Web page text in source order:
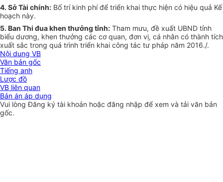
4. Sở Tài chính: Bố trí kinh phí để triển khai thực hiện có hiệu quả Kế
hoạch này.
5. Ban Thi đua khen thưởng tỉnh: Tham mưu, đề xuất UBND tỉnh
biểu dương, khen thưởng các cơ quan, đơn vị, cá nhân có thành tích
xuất sắc trong quá trình triển khai công tác tư pháp năm 2016./.
Nội dung VB
Văn bản gốc
Tiếng anh
Lược đồ
VB liên quan
Bản án áp dụng
Vui lòngĐăng ký tài khoản hoặc đăng nhập để xem và tải văn bản
gốc.